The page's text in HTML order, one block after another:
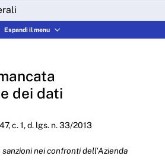
Espandi il menu
dei dati
c. 1, d. lgs. n. 33/2013
nei confronti dell'Azienda